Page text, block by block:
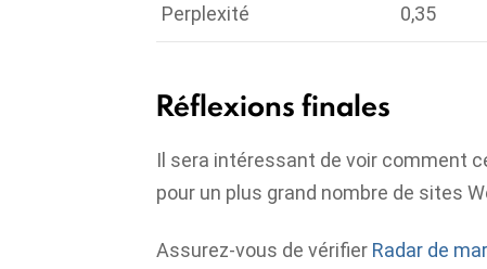
Perplexité 0,35
Réflexions finales
Il sera intéressant de voir comment
pour un plus grand nombre de sites
Assurez-vous de vérifier Radar de